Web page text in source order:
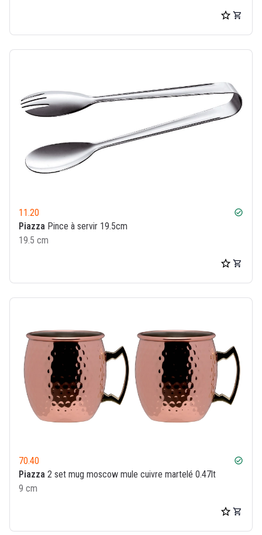
11.20 check_circle
Piazza Pince à servir 19.5cm
19.5 cm
70.40 check_circle
Piazza 2 set mug moscow mule cuivre martelé 0.47lt
9 cm